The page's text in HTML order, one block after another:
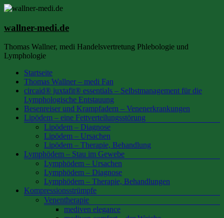
Zum
springen
wallner-medi.de
Thomas Wallner, medi Handelsvertretung Phlebologie und
Lymphologie
Menü
Startseite
Thomas Wallner – medi Fan
circaid® juxtafit® essentials – Selbstmanagement für die
Lymphologische Entstauung
Besenreiser und Krampfadern – Venenerkrankungen
Lipödem – eine Fettverteilungsstörung
Lipödem – Diagnose
Lipödem – Ursachen
Lipödem – Therapie, Behandlung
Lymphödem – Stau im Gewebe
Lymphödem – Ursachen
Lymphödem – Diagnose
Lymphödem – Therapie, Behandlungen
Kompressionsstrümpfe
Venentherapie
mediven elegance